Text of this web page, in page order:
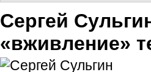
Сергей
«вживление»